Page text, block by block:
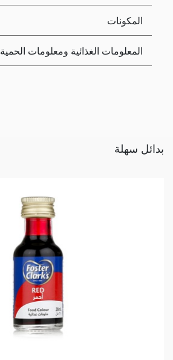
المكونات
المعلومات الغذائية ومعلومات الحمية
بدائل سهلة